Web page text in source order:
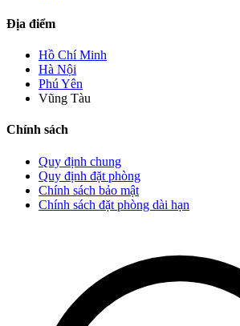
Địa điểm
Hồ Chí Minh
Hà Nội
Phú Yên
Vũng Tàu
Chính sách
Quy định chung
Quy định đặt phòng
Chính sách bảo mật
Chính sách đặt phòng dài hạn